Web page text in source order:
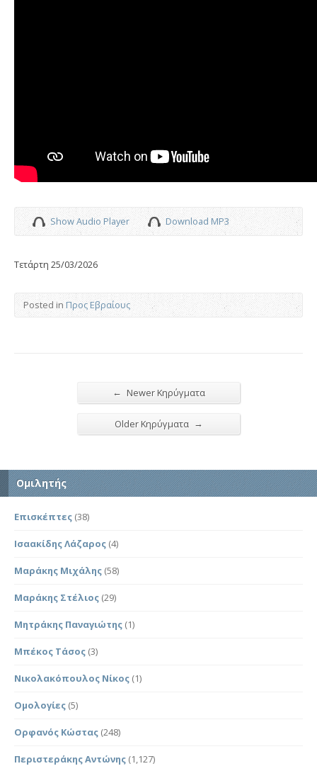
Show Audio Player Download MP3
Τετάρτη 25/03/2026
Posted in Προς Εβραίους
← Newer Κηρύγματα
Older Κηρύγματα →
Ομιλητής
Επισκέπτες (38)
Ισαακίδης Λάζαρος (4)
Μαράκης Μιχάλης (58)
Μαράκης Στέλιος (29)
Μητράκης Παναγιώτης (1)
Μπέκος Τάσος (3)
Νικολακόπουλος Νίκος (1)
Ομολογίες (5)
Ορφανός Κώστας (248)
Περιστεράκης Αντώνης (1,127)